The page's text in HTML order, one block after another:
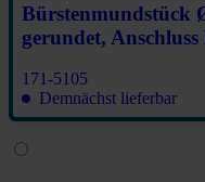
Bürstenmundstück
gerundet,
171-5105
Demnächst lieferbar